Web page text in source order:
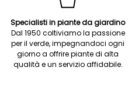
Specialisti in piante da giardino
Dal 1950 coltiviamo la passione
per il verde, impegnandoci ogni
giorno a offrire piante di alta
qualità e un servizio affidabile.